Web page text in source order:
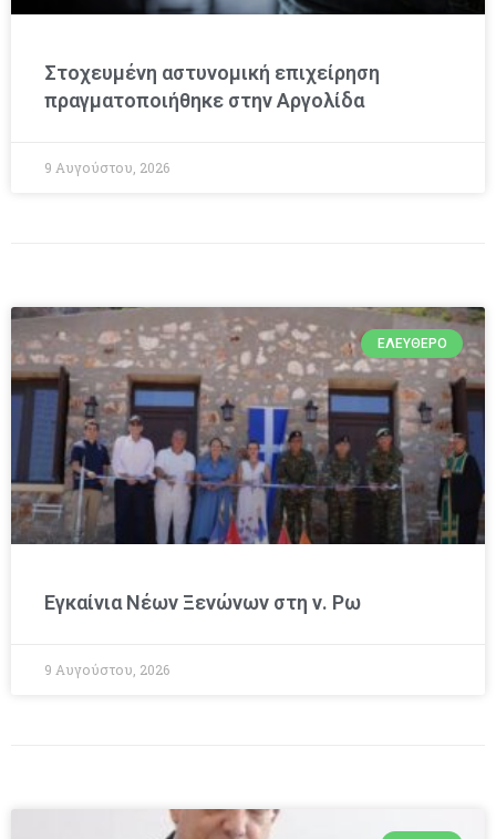
Στοχευμένη αστυνομική επιχείρηση
πραγματοποιήθηκε στην Αργολίδα
9 Αυγούστου, 2026
ΕΛΕΎΘΕΡΟ
Εγκαίνια Νέων Ξενώνων στη ν. Ρω
9 Αυγούστου, 2026